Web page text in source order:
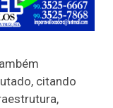
citando